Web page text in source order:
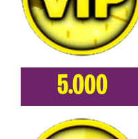
5.000